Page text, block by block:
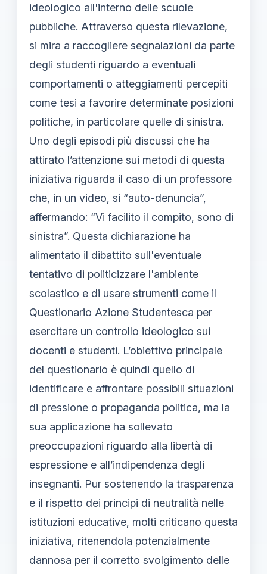
ideologico all'interno delle scuole
pubbliche. Attraverso questa rilevazione,
si mira a raccogliere segnalazioni da parte
degli studenti riguardo a eventuali
comportamenti o atteggiamenti percepiti
come tesi a favorire determinate posizioni
politiche, in particolare quelle di sinistra.
Uno degli episodi più discussi che ha
attirato l’attenzione sui metodi di questa
iniziativa riguarda il caso di un professore
che, in un video, si “auto-denuncia”,
affermando: “Vi facilito il compito, sono di
sinistra”. Questa dichiarazione ha
alimentato il dibattito sull'eventuale
tentativo di politicizzare l'ambiente
scolastico e di usare strumenti come il
Questionario Azione Studentesca per
esercitare un controllo ideologico sui
docenti e studenti. L’obiettivo principale
del questionario è quindi quello di
identificare e affrontare possibili situazioni
di pressione o propaganda politica, ma la
sua applicazione ha sollevato
preoccupazioni riguardo alla libertà di
espressione e all’indipendenza degli
insegnanti. Pur sostenendo la trasparenza
e il rispetto dei principi di neutralità nelle
istituzioni educative, molti criticano questa
iniziativa, ritenendola potenzialmente
dannosa per il corretto svolgimento delle